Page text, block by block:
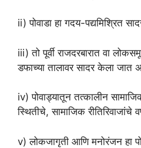
ii) पोवाडा हा गदय-पद्यमिश्रित
iii) तो पूर्वी राजदरबारात वा
डफाच्या तालावर सादर केला जात
iv) पोवाड्यातून तत्कालीन
स्थितीचे, सामाजिक
v) लोकजागृती आणि मनोरंजन हा